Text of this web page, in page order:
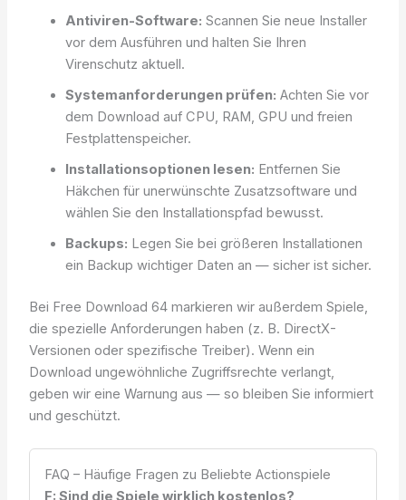
Antiviren-Software: Scannen Sie neue Installer
vor dem Ausführen und halten Sie Ihren
Virenschutz aktuell.
Systemanforderungen prüfen: Achten Sie vor
dem Download auf CPU, RAM, GPU und freien
Festplattenspeicher.
Installationsoptionen lesen: Entfernen Sie
Häkchen für unerwünschte Zusatzsoftware und
wählen Sie den Installationspfad bewusst.
Backups: Legen Sie bei größeren Installationen
ein Backup wichtiger Daten an — sicher ist sicher.
Bei Free Download 64 markieren wir außerdem Spiele,
die spezielle Anforderungen haben (z. B. DirectX-
Versionen oder spezifische Treiber). Wenn ein
Download ungewöhnliche Zugriffsrechte verlangt,
geben wir eine Warnung aus — so bleiben Sie informiert
und geschützt.
FAQ – Häufige Fragen zu Beliebte Actionspiele
F: Sind die Spiele wirklich kostenlos?